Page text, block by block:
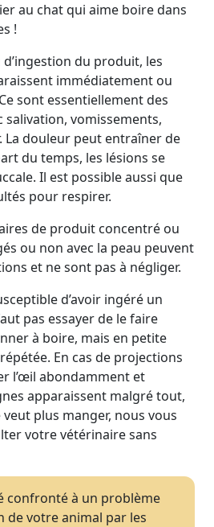
au chat qui aime boire dans
!
d’ingestion du produit, les
immédiatement ou
sont essentiellement des
salivation, vomissements,
La douleur peut entraîner de
du temps, les lésions se
Il est possible aussi que
pour respirer.
de produit concentré ou
ou non avec la peau peuvent
et ne sont pas à négliger.
d’avoir ingéré un
pas essayer de le faire
à boire, mais en petite
En cas de projections
l’œil abondamment et
apparaissent malgré tout,
plus manger, nous vous
votre vétérinaire sans
confronté à un problème
de votre animal par les